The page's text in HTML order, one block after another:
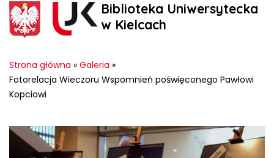
Biblioteka Uniwersytecka
w Kielcach
Strona główna » Galeria »
Fotorelacja Wieczoru Wspomnień poświęconego Pawłowi
Kopciowi